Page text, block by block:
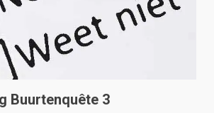
Buurtenquête 3